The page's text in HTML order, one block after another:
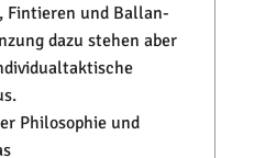
Fintieren und Ballan-
dazu stehen aber
Philosophie und